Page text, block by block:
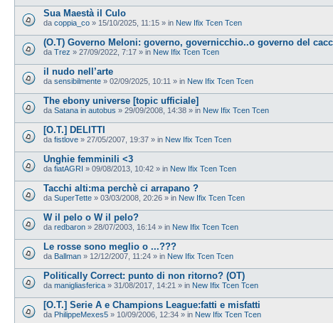
Sua Maestà il Culo
da coppia_co » 15/10/2025, 11:15 » in New Ifix Tcen Tcen
(O.T) Governo Meloni: governo, governicchio..o governo del
da Trez » 27/09/2022, 7:17 » in New Ifix Tcen Tcen
il nudo nell’arte
da sensibilmente » 02/09/2025, 10:11 » in New Ifix Tcen Tcen
The ebony universe [topic ufficiale]
da Satana in autobus » 29/09/2008, 14:38 » in New Ifix Tcen Tcen
[O.T.] DELITTI
da fistlove » 27/05/2007, 19:37 » in New Ifix Tcen Tcen
Unghie femminili <3
da fiatAGRI » 09/08/2013, 10:42 » in New Ifix Tcen Tcen
Tacchi alti:ma perchè ci arrapano ?
da SuperTette » 03/03/2008, 20:26 » in New Ifix Tcen Tcen
W il pelo o W il pelo?
da redbaron » 28/07/2003, 16:14 » in New Ifix Tcen Tcen
Le rosse sono meglio o ...???
da Ballman » 12/12/2007, 11:24 » in New Ifix Tcen Tcen
Politically Correct: punto di non ritorno? (OT)
da manigliasferica » 31/08/2017, 14:21 » in New Ifix Tcen Tcen
[O.T.] Serie A e Champions League:fatti e misfatti
da PhilippeMexes5 » 10/09/2006, 12:34 » in New Ifix Tcen Tcen